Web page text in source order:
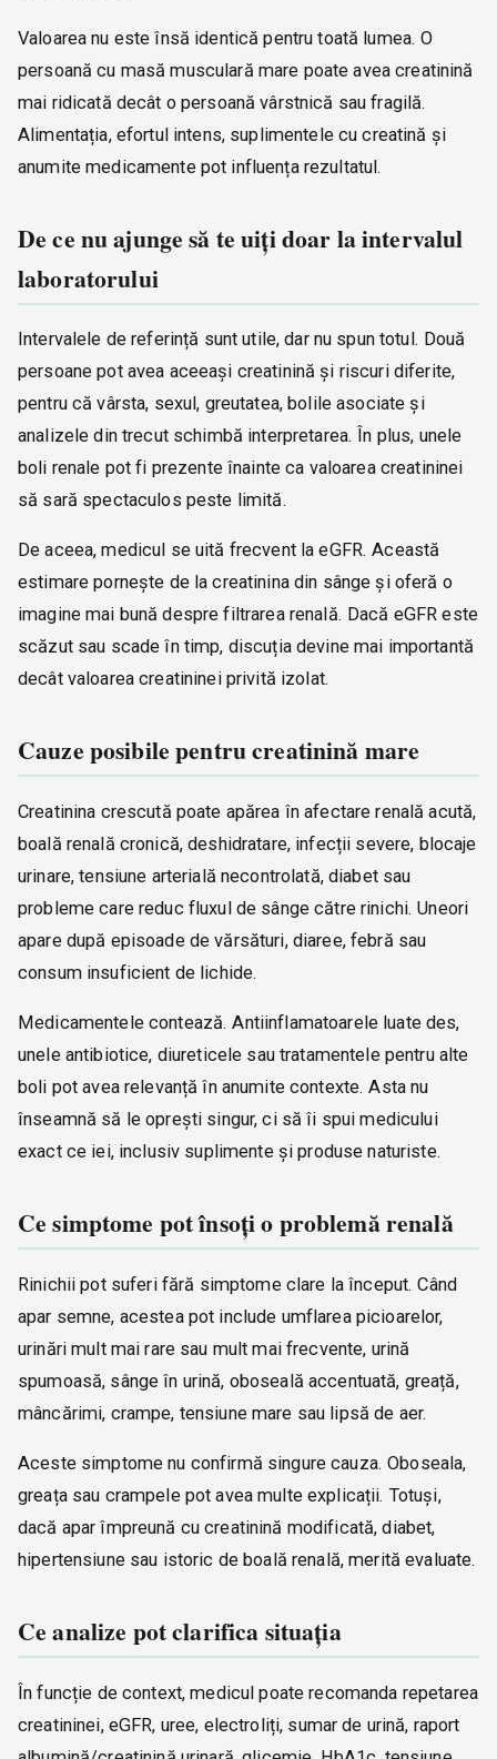
Valoarea nu este însă identică pentru toată lumea. O
persoană cu masă musculară mare poate avea creatinină
mai ridicată decât o persoană vârstnică sau fragilă.
Alimentația, efortul intens, suplimentele cu creatină și
anumite medicamente pot influența rezultatul.
De ce nu ajunge să te uiți doar la intervalul
laboratorului
Intervalele de referință sunt utile, dar nu spun totul. Două
persoane pot avea aceeași creatinină și riscuri diferite,
pentru că vârsta, sexul, greutatea, bolile asociate și
analizele din trecut schimbă interpretarea. În plus, unele
boli renale pot fi prezente înainte ca valoarea creatininei
să sară spectaculos peste limită.
De aceea, medicul se uită frecvent la eGFR. Această
estimare pornește de la creatinina din sânge și oferă o
imagine mai bună despre filtrarea renală. Dacă eGFR este
scăzut sau scade în timp, discuția devine mai importantă
decât valoarea creatininei privită izolat.
Cauze posibile pentru creatinină mare
Creatinina crescută poate apărea în afectare renală acută,
boală renală cronică, deshidratare, infecții severe, blocaje
urinare, tensiune arterială necontrolată, diabet sau
probleme care reduc fluxul de sânge către rinichi. Uneori
apare după episoade de vărsături, diaree, febră sau
consum insuficient de lichide.
Medicamentele contează. Antiinflamatoarele luate des,
unele antibiotice, diureticele sau tratamentele pentru alte
boli pot avea relevanță în anumite contexte. Asta nu
înseamnă să le oprești singur, ci să îi spui medicului
exact ce iei, inclusiv suplimente și produse naturiste.
Ce simptome pot însoți o problemă renală
Rinichii pot suferi fără simptome clare la început. Când
apar semne, acestea pot include umflarea picioarelor,
urinări mult mai rare sau mult mai frecvente, urină
spumoasă, sânge în urină, oboseală accentuată, greață,
mâncărimi, crampe, tensiune mare sau lipsă de aer.
Aceste simptome nu confirmă singure cauza. Oboseala,
greața sau crampele pot avea multe explicații. Totuși,
dacă apar împreună cu creatinină modificată, diabet,
hipertensiune sau istoric de boală renală, merită evaluate.
Ce analize pot clarifica situația
În funcție de context, medicul poate recomanda repetarea
creatininei, eGFR, uree, electroliți, sumar de urină, raport